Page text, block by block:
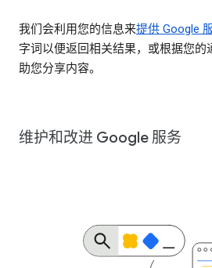
我们会利用您的信息来提供 Google
字词以便返回相关结果，或根据您的
助您分享内容。
维护和改进 Google 服务